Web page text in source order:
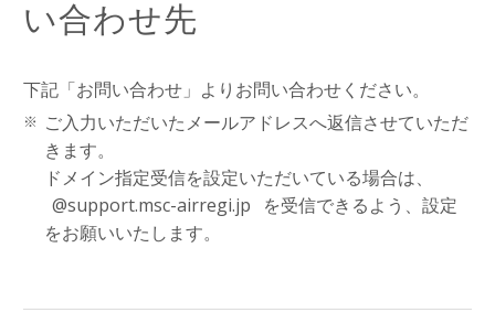
い合わせ先
下記「お問い合わせ」よりお問い合わせください。
ご入力いただいたメールアドレスへ返信させていただ
きます。
ドメイン指定受信を設定いただいている場合は、
@support.msc-airregi.jp
を受信できるよう、設定
をお願いいたします。